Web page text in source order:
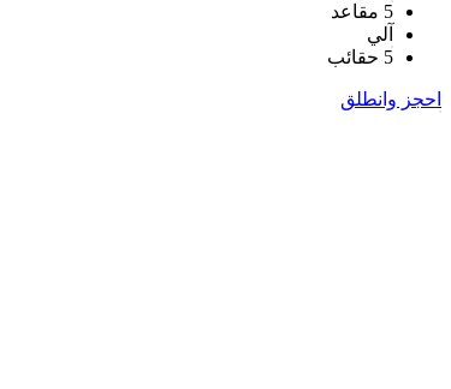
5 مقاعد
آلي
5 حقائب
احجز وانطلق